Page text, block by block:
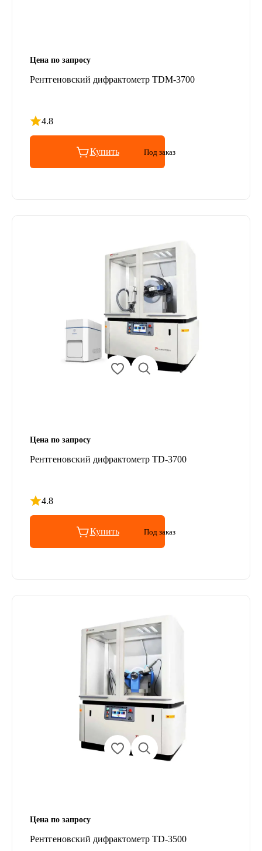
Цена по запросу
Рентгеновский дифрактометр TDM-3700
4.8
Рейтинг 4.8 из 5
Купить Под заказ
Цена по запросу
Рентгеновский дифрактометр TD-3700
4.8
Рейтинг 4.8 из 5
Купить Под заказ
Цена по запросу
Рентгеновский дифрактометр TD-3500